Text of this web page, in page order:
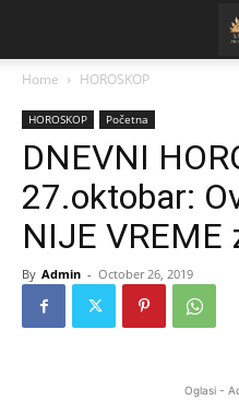
Home HOROSKOP
HOROSKOP Početna
DNEVNI
27.oktobar:
NIJE VREME
By Admin - October 26, 2019
Oglasi -